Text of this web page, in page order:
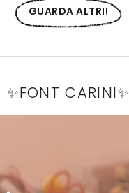
GUARDA ALTRI!
✨FONT CARINI✨